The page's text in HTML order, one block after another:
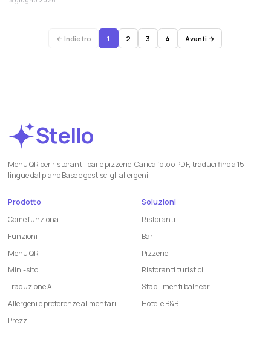
← Indietro 1 2 3 4 Avanti →
Stello
Menu QR per ristoranti, bar e pizzerie. Carica foto o PDF, traduci fino a 15
lingue dal piano Base e gestisci gli allergeni.
Prodotto
Come funziona
Funzioni
Menu QR
Mini-sito
Traduzione AI
Allergeni e preferenze alimentari
Prezzi
Soluzioni
Ristoranti
Bar
Pizzerie
Ristoranti turistici
Stabilimenti balneari
Hotel e B&B